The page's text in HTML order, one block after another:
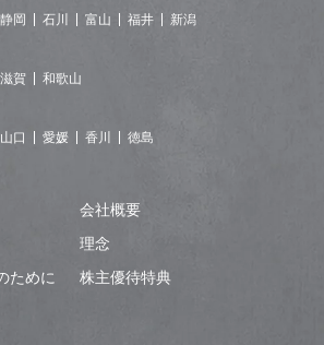
会社概要
理念
ために
株主優待特典
静岡 石川 富山 福井 新潟
滋賀 和歌山
山口 愛媛 香川 徳島